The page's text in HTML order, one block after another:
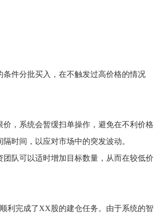
件分批买入，在不触发过高价格的情况
，系统会暂缓扫单操作，避免在不利价格
时间，以应对市场中的突发波动。
队可以适时增加目标数量，从而在较低价
利完成了XX股的建仓任务。由于系统的智